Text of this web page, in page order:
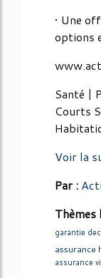
• Une
options
Santé |
Courts
Voir la
Par :
Thèmes
garantie
assurance
assurance